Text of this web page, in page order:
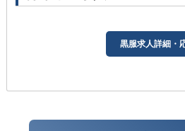
黒服求人詳細・